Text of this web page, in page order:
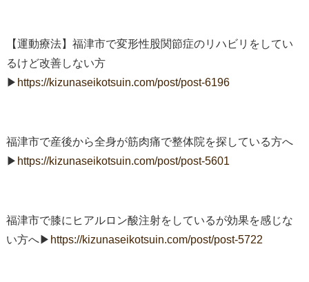
【運動療法】福津市で変形性股関節症のリハビリをしてい
るけど改善しない方
▶︎ https://kizunaseikotsuin.com/post/post-6196
福津市で産後から全身が筋肉痛で整体院を探している方へ
▶︎ https://kizunaseikotsuin.com/post/post-5601
福津市で膝にヒアルロン酸注射をしているが効果を感じな
い方へ▶︎ https://kizunaseikotsuin.com/post/post-5722